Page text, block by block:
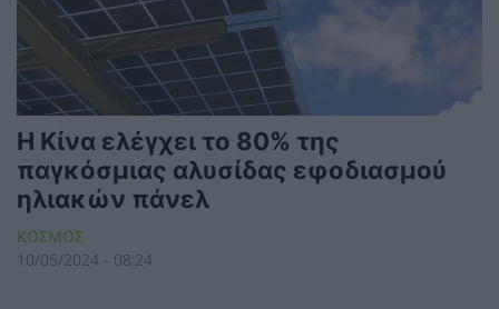
Η Κίνα ελέγχει το 80% της
παγκόσμιας αλυσίδας εφοδιασμού
ηλιακών πάνελ
ΚΟΣΜΟΣ
10/05/2024 - 08:24